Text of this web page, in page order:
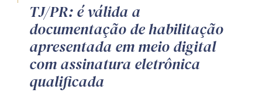
TJ/PR: é válida a
documentação de habilitação
apresentada em meio digital
com assinatura eletrônica
qualificada